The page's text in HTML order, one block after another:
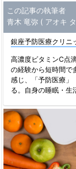
この記事の執筆者
青木 竜弥 ( アオキ
銀座予防医療クリニ
高濃度ビタミンC点
の経験から短時間で
感じ、「予防医療」
る。自身の睡眠・生